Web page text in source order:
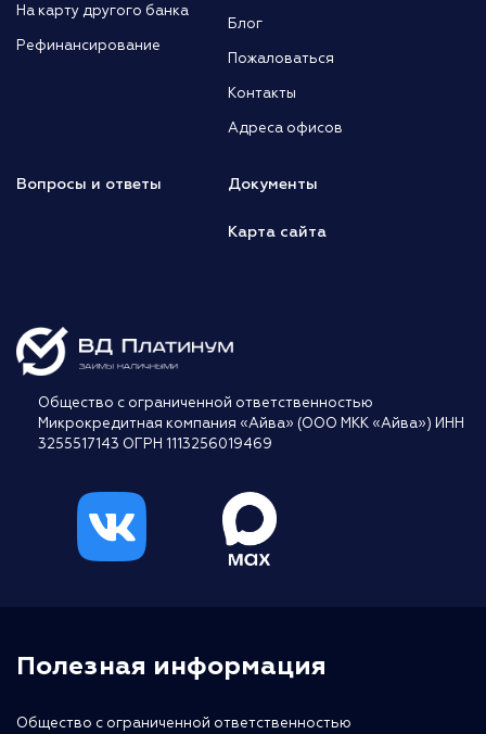
На карту другого банка
Рефинансирование
Блог
Пожаловаться
Контакты
Адреса офисов
Вопросы и ответы Документы
Карта сайта
Общество с ограниченной ответственностью
Микрокредитная компания «Айва» (ООО МКК «Айва») ИНН
3255517143 ОГРН 1113256019469
Полезная информация
Общество с ограниченной ответственностью